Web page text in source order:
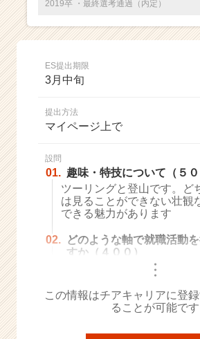
ー・
成
ス
ト
が
届
く
活
チ
キ
2019卒 ・最終選考通過（内定）
ES提出期限
3月中旬
提出方法
マイページ上で
設問
01. 趣味・特技について（５０
ツーリングと登山です。ど
は見ることができない壮観
できる魅力があります
02. どのような軸で就職活動
すか（４００）
・・・
この情報はチアキャリアに登
ることが可能です